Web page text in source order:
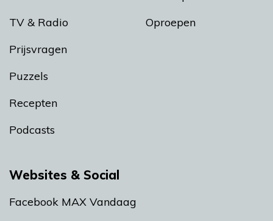
TV & Radio
Prijsvragen
Puzzels
Recepten
Podcasts
Oproepen
Websites & Social
Facebook MAX Vandaag